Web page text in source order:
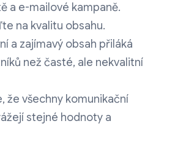
a e-mailové kampaně.
na kvalitu obsahu.
a zajímavý obsah přiláká
než časté, ale nekvalitní
že všechny komunikační
stejné hodnoty a